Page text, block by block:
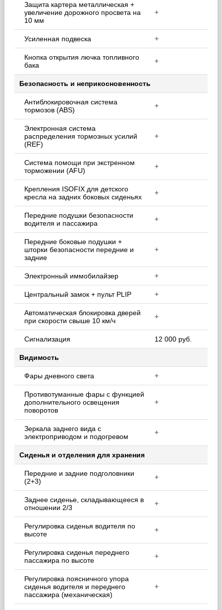
Защита картера металлическая +
увеличение дорожного просвета на
10 мм
+
Усиленная подвеска +
Кнопка открытия лючка топливного
бака
+
Безопасность и неприкосновенность
Антиблокировочная система
тормозов (ABS)
+
Электронная система
распределения тормозных усилий
(REF)
+
Система помощи при экстренном
торможении (AFU)
+
Крепления ISOFIX для детского
кресла на задних боковых сиденьях
+
Передние подушки безопасности
водителя и пассажира
+
Передние боковые подушки +
шторки безопасности передние и
задние
+
Электронный иммобилайзер +
Центральный замок + пульт PLIP +
Автоматическая блокировка дверей
при скорости свыше 10 км/ч
+
Сигнализация 12 000 руб.
Видимость
Фары дневного света +
Противотуманные фары с функцией
дополнительного освещения
поворотов
+
Зеркала заднего вида с
электроприводом и подогревом
+
Сиденья и отделения для хранения
Передние и задние подголовники
(2+3)
+
Заднее сиденье, складывающееся в
отношении 2/3
+
Регулировка сиденья водителя по
высоте
+
Регулировка сиденья переднего
пассажира по высоте
+
Регулировка поясничного упора
сиденья водителя и переднего
пассажира (механическая)
+